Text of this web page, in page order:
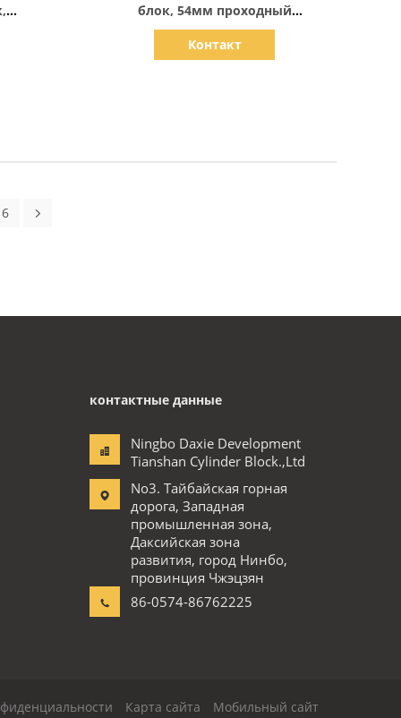
блок, 54мм проходный
одноцилиндровый
четырехтактный
Контакт
6
контактные данные
Ningbo Daxie Development
Tianshan Cylinder Block.,Ltd
No3. Тайбайская горная
дорога, Западная
промышленная зона,
Даксийская зона
развития, город Нинбо,
провинция Чжэцзян
86-0574-86762225
Карта сайта Мобильный сайт